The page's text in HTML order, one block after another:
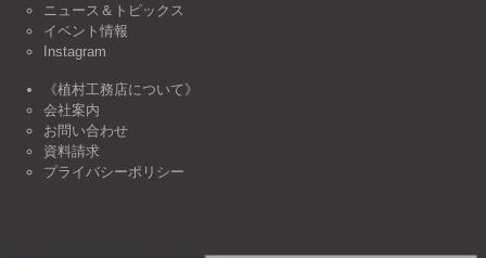
ニュース＆トピックス
イベント情報
Instagram
《植村工務店について》
会社案内
お問い合わせ
資料請求
プライバシーポリシー